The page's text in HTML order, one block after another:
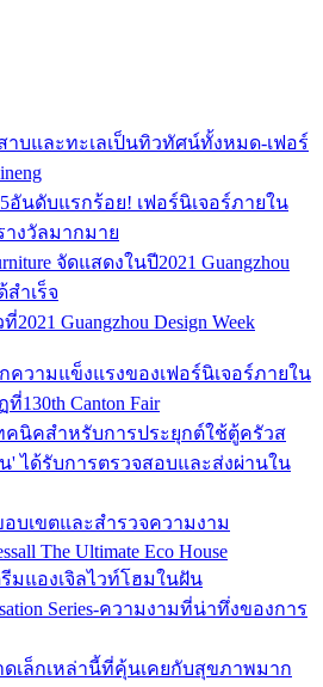
าบและทะเลเป็นทิวทัศน์ทั้งหมด-เฟอร์
อันดับแรกร้อย! เฟอร์นิเจอร์ภายใน
างวัลมากมาย
จัดแสดงในปี2021 Guangzhou
สำเร็จ
2021 Guangzhou Design Week
ความแข็งแรงของเฟอร์นิเจอร์ภายใน
130th Canton Fair
คนิคสำหรับการประยุกต์ใช้ตู้ครัวส
' ได้รับการตรวจสอบและส่งผ่านใน
บเขตและสำรวจความงาม
The Ultimate Eco House
แองเจิลไวท์โฮมในฝัน
Series-ความงามที่น่าทึ่งของการ
เล็กเหล่านี้ที่คุ้นเคยกับสุขภาพมาก